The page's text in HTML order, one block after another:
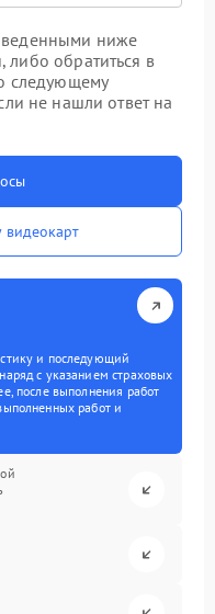
ниже
обратиться в
следующему
не нашли ответ на
видеокарт
и последующий
с указанием страховых
после выполнения работ
работ и